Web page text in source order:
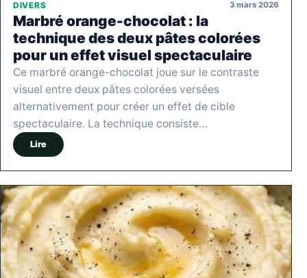
DIVERS 3 mars 2026
Marbré orange-chocolat : la
technique des deux pâtes colorées
pour un effet visuel spectaculaire
Ce marbré orange-chocolat joue sur le contraste
visuel entre deux pâtes colorées versées
alternativement pour créer un effet de cible
spectaculaire. La technique consiste…
Lire